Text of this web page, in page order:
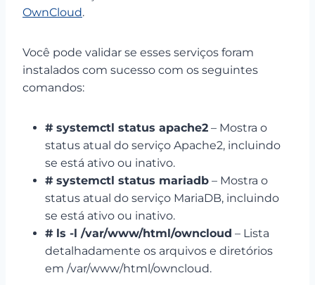
OwnCloud.
Você pode validar se esses serviços foram
instalados com sucesso com os seguintes
comandos:
# systemctl status apache2 – Mostra o
status atual do serviço Apache2, incluindo
se está ativo ou inativo.
# systemctl status mariadb – Mostra o
status atual do serviço MariaDB, incluindo
se está ativo ou inativo.
# ls -l /var/www/html/owncloud – Lista
detalhadamente os arquivos e diretórios
em /var/www/html/owncloud.